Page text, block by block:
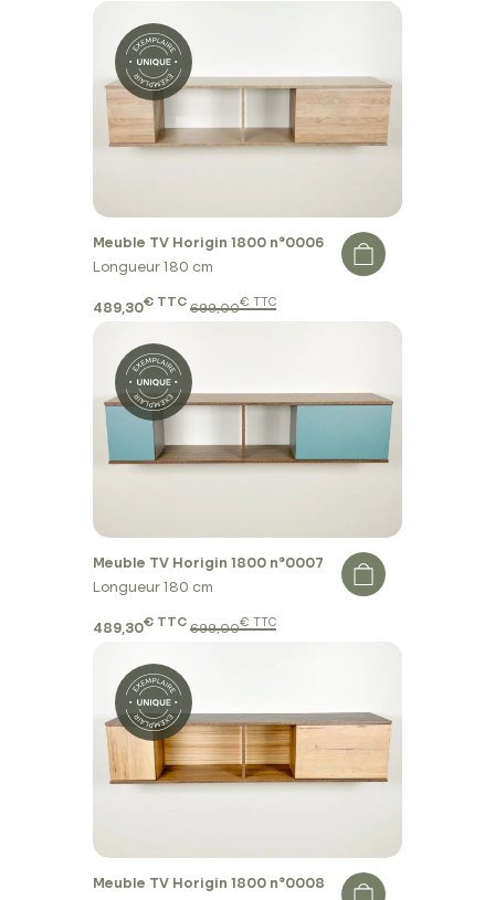
Meuble TV Horigin 1800 n°0006
Longueur 180 cm
489,30€ TTC
699,00
€ TTC
Meuble TV Horigin 1800 n°0007
Longueur 180 cm
489,30€ TTC
699,00
€ TTC
Meuble TV Horigin 1800 n°0008